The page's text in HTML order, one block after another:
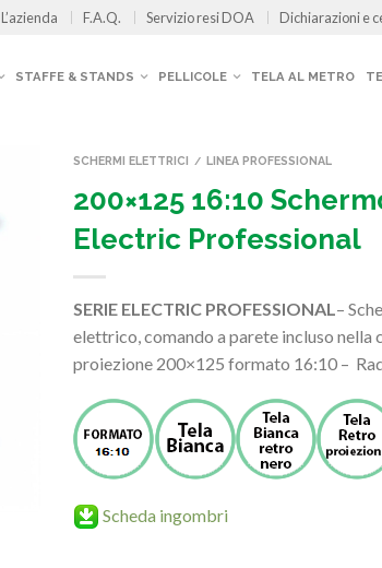
L’azienda F.A.Q. Servizio resi DOA Dichiarazioni e
STAFFE & STANDS PELLICOLE TELA AL METRO
SCHERMI ELETTRICI / LINEA PROFESSIONAL
200×125 16:10
Electric Professional
SERIE ELECTRIC PROFESSIONAL –
elettrico, comando a parete incluso nella
proiezione 200×125 formato 16:10 –
Scheda ingombri